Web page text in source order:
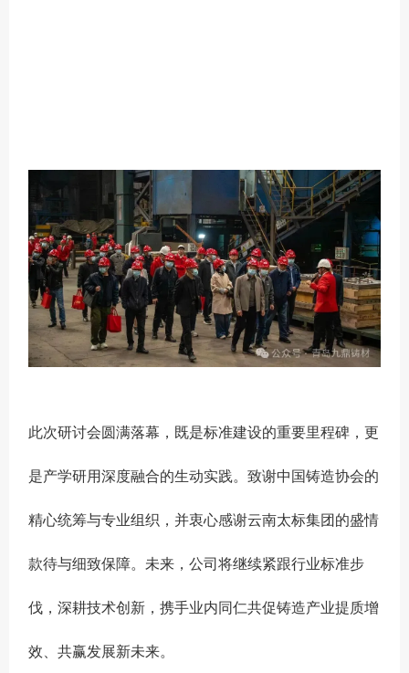
此次研讨会圆满落幕，既是标准建设的重要里程碑，更
是产学研用深度融合的生动实践。致谢中国铸造协会的
精心统筹与专业组织，并衷心感谢云南太标集团的盛情
款待与细致保障。未来，公司将继续紧跟行业标准步
伐，深耕技术创新，携手业内同仁共促铸造产业提质增
效、共赢发展新未来。